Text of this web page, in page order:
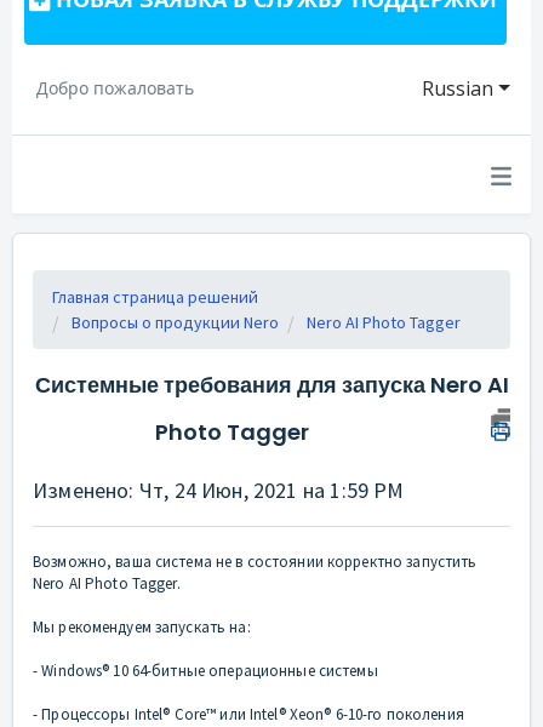
Russian
Добро пожаловать
Главная страница решений
Вопросы о продукции Nero
Nero AI Photo Tagger
Системные требования для запуска Nero AI
Photo Tagger
Изменено: Чт, 24 Июн, 2021 на 1:59 PM
Возможно, ваша система не в состоянии корректно запустить
Nero AI Photo Tagger.
Мы рекомендуем запускать на:
- Windows® 10 64-битные операционные системы
- Процессоры Intel® Core™ или Intel® Xeon® 6-10-го поколения